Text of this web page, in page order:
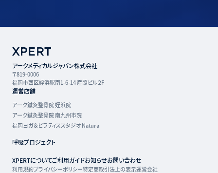
アークメディカルジャパン株式会社
〒819-0006
福岡市西区姪浜駅南1-6-14 産照ビル２F
運営店舗
アーク鍼灸整骨院 姪浜院
アーク鍼灸整骨院 南九州市院
福岡ヨガ＆ピラティススタジオ Natura
呼吸プロジェクト
XPERTについてご利用ガイドお知らせお問い合わせ
利用規約プライバシーポリシー特定商取引法上の表示運営会社